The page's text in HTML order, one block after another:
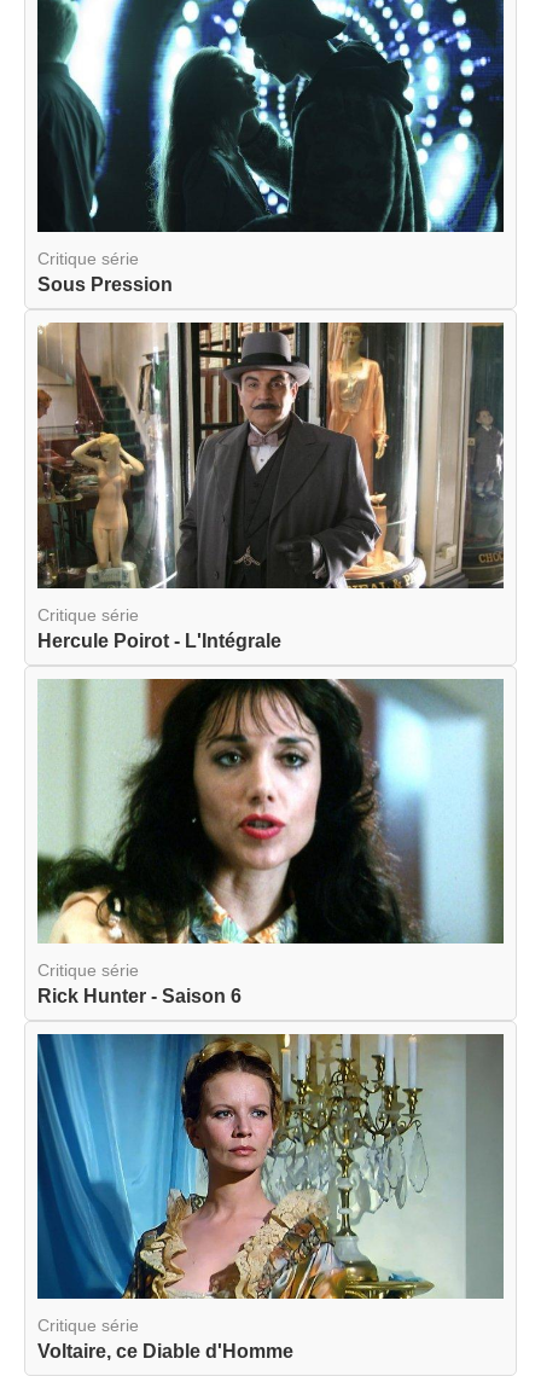
Critique série
Sous Pression
Critique série
Hercule Poirot - L'Intégrale
Critique série
Rick Hunter - Saison 6
Critique série
Voltaire, ce Diable d'Homme